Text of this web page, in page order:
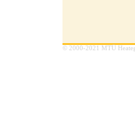
© 2000-2021 MTÜ